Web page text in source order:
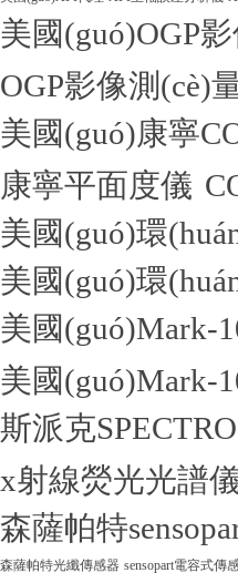
美國(guó)OGP
OGP影像測(cè)
美國(guó)康寧
康寧平面度儀
美國(guó)環
美國(guó)環
美國(guó)Mark-
美國(guó)Mark-
斯派克
x射線熒光光譜
森薩帕特
森薩帕特光纖傳感器 sensopart電容式傳